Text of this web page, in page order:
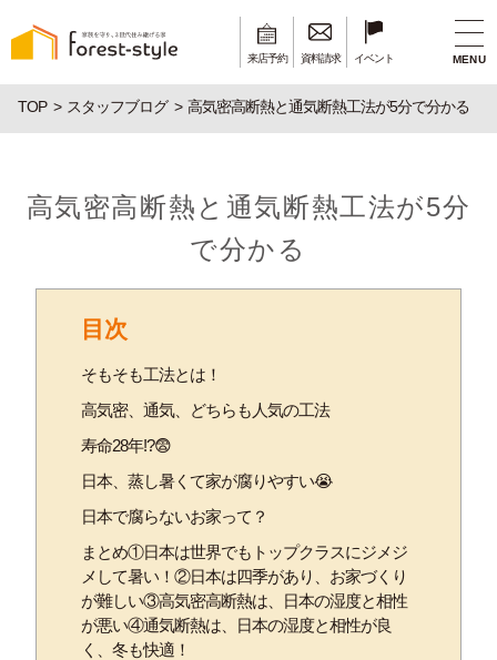
来店予約 資料請求 イベント MENU
TOP スタッフブログ 高気密高断熱と通気断熱工法が5分で分かる
高気密高断熱と通気断熱工法が5分
で分かる
目次
そもそも工法とは！
高気密、通気、どちらも人気の工法
寿命28年!?😨
日本、蒸し暑くて家が腐りやすい😭
日本で腐らないお家って？
まとめ①日本は世界でもトップクラスにジメジ
メして暑い！②日本は四季があり、お家づくり
が難しい③高気密高断熱は、日本の湿度と相性
が悪い④通気断熱は、日本の湿度と相性が良
く、冬も快適！